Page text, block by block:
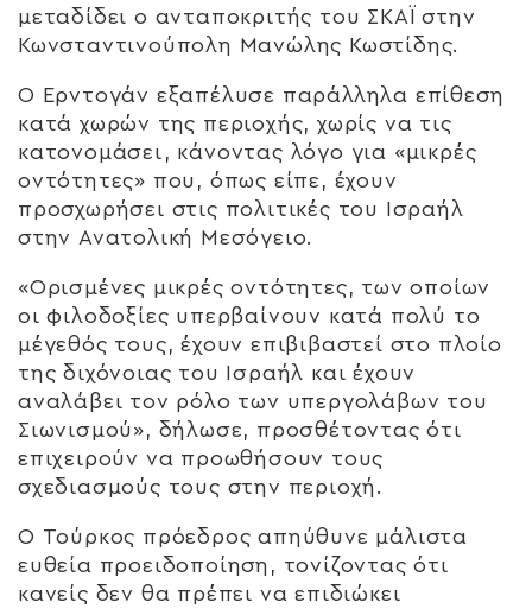
μεταδίδει ο ανταποκριτής του ΣΚΑΪ στην
Κωνσταντινούπολη Μανώλης Κωστίδης.
Ο Ερντογάν εξαπέλυσε παράλληλα επίθεση
κατά χωρών της περιοχής, χωρίς να τις
κατονομάσει, κάνοντας λόγο για «μικρές
οντότητες» που, όπως είπε, έχουν
προσχωρήσει στις πολιτικές του Ισραήλ
στην Ανατολική Μεσόγειο.
«Ορισμένες μικρές οντότητες, των οποίων
οι φιλοδοξίες υπερβαίνουν κατά πολύ το
μέγεθός τους, έχουν επιβιβαστεί στο πλοίο
της διχόνοιας του Ισραήλ και έχουν
αναλάβει τον ρόλο των υπεργολάβων του
Σιωνισμού», δήλωσε, προσθέτοντας ότι
επιχειρούν να προωθήσουν τους
σχεδιασμούς τους στην περιοχή.
Ο Τούρκος πρόεδρος απηύθυνε μάλιστα
ευθεία προειδοποίηση, τονίζοντας ότι
κανείς δεν θα πρέπει να επιδιώκει